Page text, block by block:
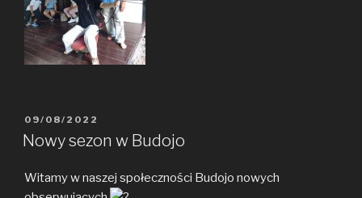
POSTED
ON
09/08/2022
Nowy sezon w Budojo
Witamy w naszej społeczności Budojo nowych